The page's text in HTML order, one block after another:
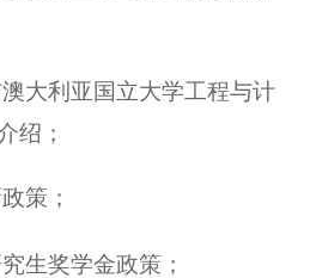
大利亚国立大学工程与计
绍；
策；
生奖学金政策；